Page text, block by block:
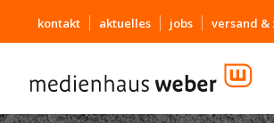
kontakt aktuelles jobs versand &